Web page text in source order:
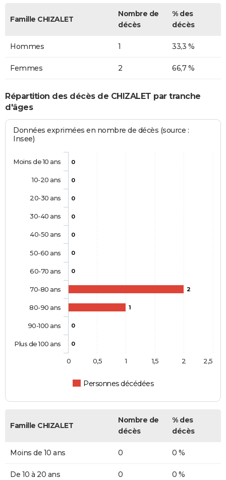
Famille CHIZALET
Nombre de
décès
% des
décès
Hommes 1 33,3 %
Femmes 2 66,7 %
Répartition des décès de CHIZALET par tranche
d'âges
Données exprimées en nombre de décès (source :
Insee)
0
0
0
0
0
0
0
2
1
0
0
Personnes décédées
Moins de 10 ans
10-20 ans
20-30 ans
30-40 ans
40-50 ans
50-60 ans
60-70 ans
70-80 ans
80-90 ans
90-100 ans
Plus de 100 ans
0 0,5 1 1,5 2 2,5
Famille CHIZALET
Nombre de
décès
% des
décès
Moins de 10 ans 0 0 %
De 10 à 20 ans 0 0 %